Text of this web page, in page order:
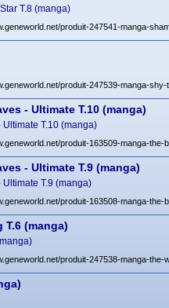
T.8 (manga)
produit-247541-manga-
produit-247539-manga-shy-
- Ultimate T.10 (manga)
T.10 (manga)
produit-163509-manga-
- Ultimate T.9 (manga)
T.9 (manga)
produit-163508-manga-
(manga)
produit-247538-manga-the-